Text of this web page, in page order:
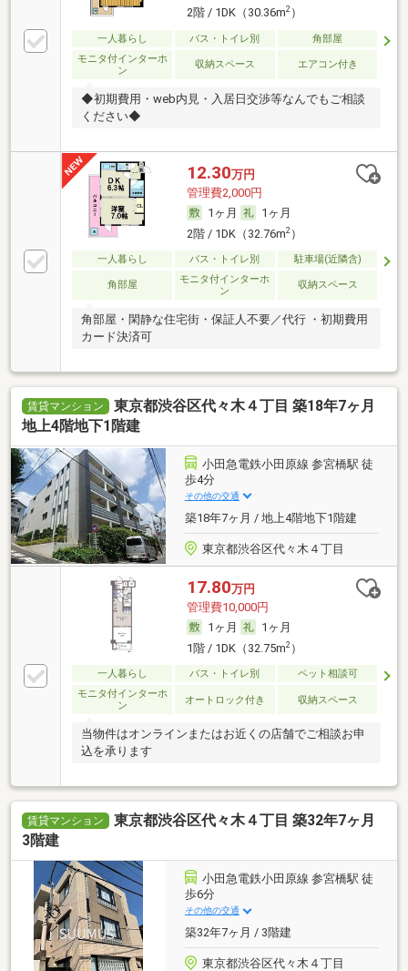
2階 / 1DK（30.36m2）
一人暮らし バス・トイレ別
角部屋
モニタ付インターホ
ン
収納スペース エアコン付き
◆初期費用・web内見・入居日交渉等なんでもご相談
ください◆
12.30万円
管理費2,000円
1ヶ月
1ヶ月
2階 / 1DK（32.76m2）
一人暮らし バス・トイレ別 駐車場(近隣含)
角部屋
モニタ付インターホ
ン
収納スペース
角部屋・閑静な住宅街・保証人不要／代行 ・初期費用
カード決済可
賃貸マンション
東京都渋谷区代々木４丁目 築18年7ヶ月
地上4階地下1階建
小田急電鉄小田原線 参宮橋駅 徒
歩4分
その他の交通
築18年7ヶ月 / 地上4階地下1階建
東京都渋谷区代々木４丁目
17.80万円
管理費10,000円
1ヶ月
1ヶ月
1階 / 1DK（32.75m2）
一人暮らし バス・トイレ別
ペット相談可
モニタ付インターホ
ン
オートロック付き 収納スペース
当物件はオンラインまたはお近くの店舗でご相談お申
込を承ります
賃貸マンション
東京都渋谷区代々木４丁目 築32年7ヶ月
3階建
小田急電鉄小田原線 参宮橋駅 徒
歩6分
その他の交通
築32年7ヶ月 / 3階建
東京都渋谷区代々木４丁目